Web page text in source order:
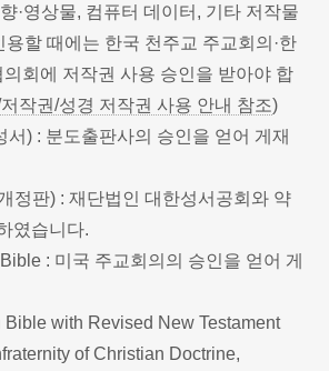
·영상물, 컴퓨터 데이터, 기타 저작물
용할 때에는 한국 천주교 주교회의·한
회에 저작권 사용 승인을 받아야 합
작권/성경 저작권 사용 안내 참조)
서) : 분도출판사의 승인을 얻어 게재
정판) : 재단법인 대한성서공회와 약
였습니다.
: 미국 주교회의의 승인을 얻어 게
Bible with Revised New Testament
of Christian Doctrine,